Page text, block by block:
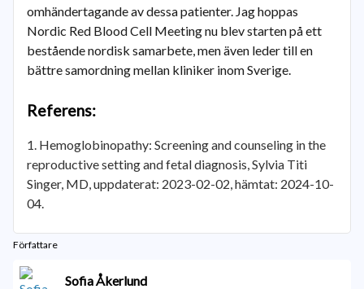
omhändertagande av dessa patienter. Jag hoppas
Nordic Red Blood Cell Meeting nu blev starten på ett
bestående nordisk samarbete, men även leder till en
bättre samordning mellan kliniker inom Sverige.
Referens:
Hemoglobinopathy: Screening and counseling in the
reproductive setting and fetal diagnosis, Sylvia Titi
Singer, MD, uppdaterat: 2023-02-02, hämtat: 2024-10-
04.
Författare
Sofia Åkerlund